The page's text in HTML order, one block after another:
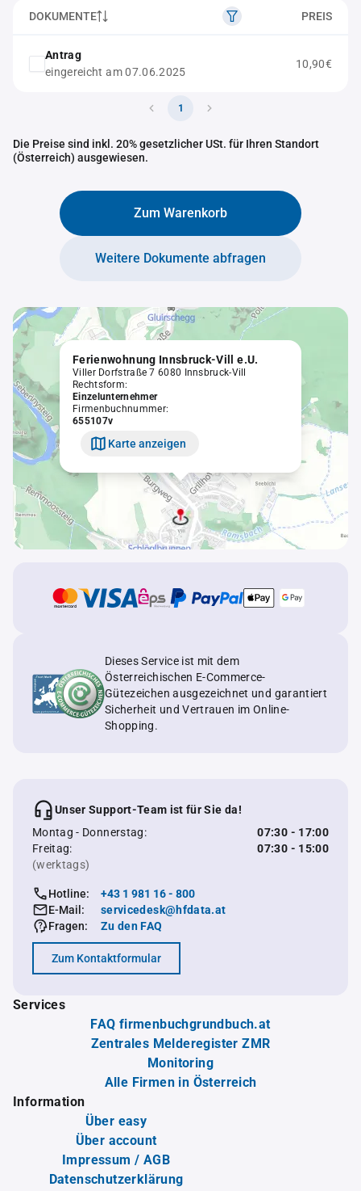
DOKUMENTE PREIS
Antrag
eingereicht am 07.06.2025
10,90€
1
Die Preise sind inkl. 20% gesetzlicher USt. für Ihren Standort
(Österreich) ausgewiesen.
Zum Warenkorb
Weitere Dokumente abfragen
Ferienwohnung Innsbruck-Vill e.U.
Viller Dorfstraße 7 6080 Innsbruck-Vill
Rechtsform:
Einzelunternehmer
Firmenbuchnummer:
655107v
Karte anzeigen
Dieses Service ist mit dem
Österreichischen E-Commerce-
Gütezeichen ausgezeichnet und garantiert
Sicherheit und Vertrauen im Online-
Shopping.
Unser Support-Team ist für Sie da!
Montag - Donnerstag:
07:30 - 17:00
Freitag:
07:30 - 15:00
(werktags)
Hotline:
+43 1 981 16 - 800
E-Mail:
servicedesk@hfdata.at
Fragen:
Zu den FAQ
Zum Kontaktformular
Services
FAQ firmenbuchgrundbuch.at
Zentrales Melderegister ZMR
Monitoring
Alle Firmen in Österreich
Information
Über easy
Über account
Impressum / AGB
Datenschutzerklärung